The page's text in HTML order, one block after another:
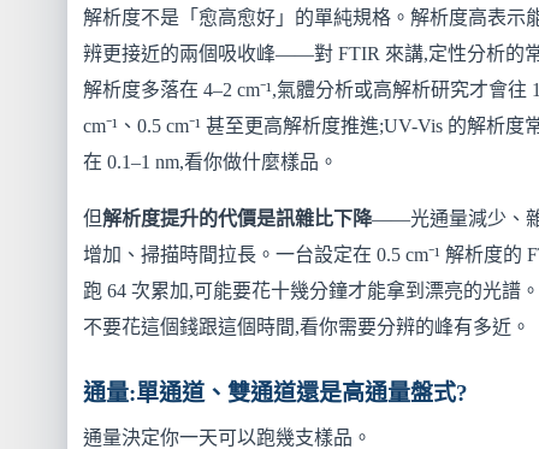
解析度不是「愈高愈好」的單純規格。解析度高表示
辨更接近的兩個吸收峰——對 FTIR 來講,定性分析的
解析度多落在 4–2 cm⁻¹,氣體分析或高解析研究才會往
cm⁻¹、0.5 cm⁻¹ 甚至更高解析度推進;UV-Vis 的解析度
在 0.1–1 nm,看你做什麼樣品。
但解析度提升的代價是訊雜比下降——光通量減少、
增加、掃描時間拉長。一台設定在 0.5 cm⁻¹ 解析度的
跑 64 次累加,可能要花十幾分鐘才能拿到漂亮的光譜
不要花這個錢跟這個時間,看你需要分辨的峰有多近。
通量:單通道、雙通道還是高通量盤式?
通量決定你一天可以跑幾支樣品。